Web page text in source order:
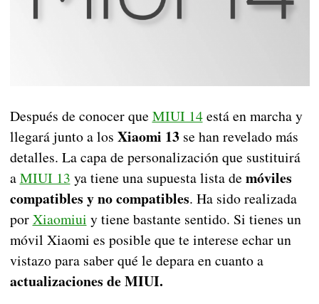
Después de conocer que MIUI 14está en marcha y
llegará junto a los Xiaomi 13se han revelado más
detalles. La capa de personalización que sustituirá
aMIUI 13 ya tiene una supuesta lista de móviles
compatibles y no compatibles. Ha sido realizada
porXiaomiui y tiene bastante sentido. Si tienes un
móvil Xiaomi es posible que te interese echar un
vistazo para saber qué le depara en cuanto a
actualizaciones de MIUI.